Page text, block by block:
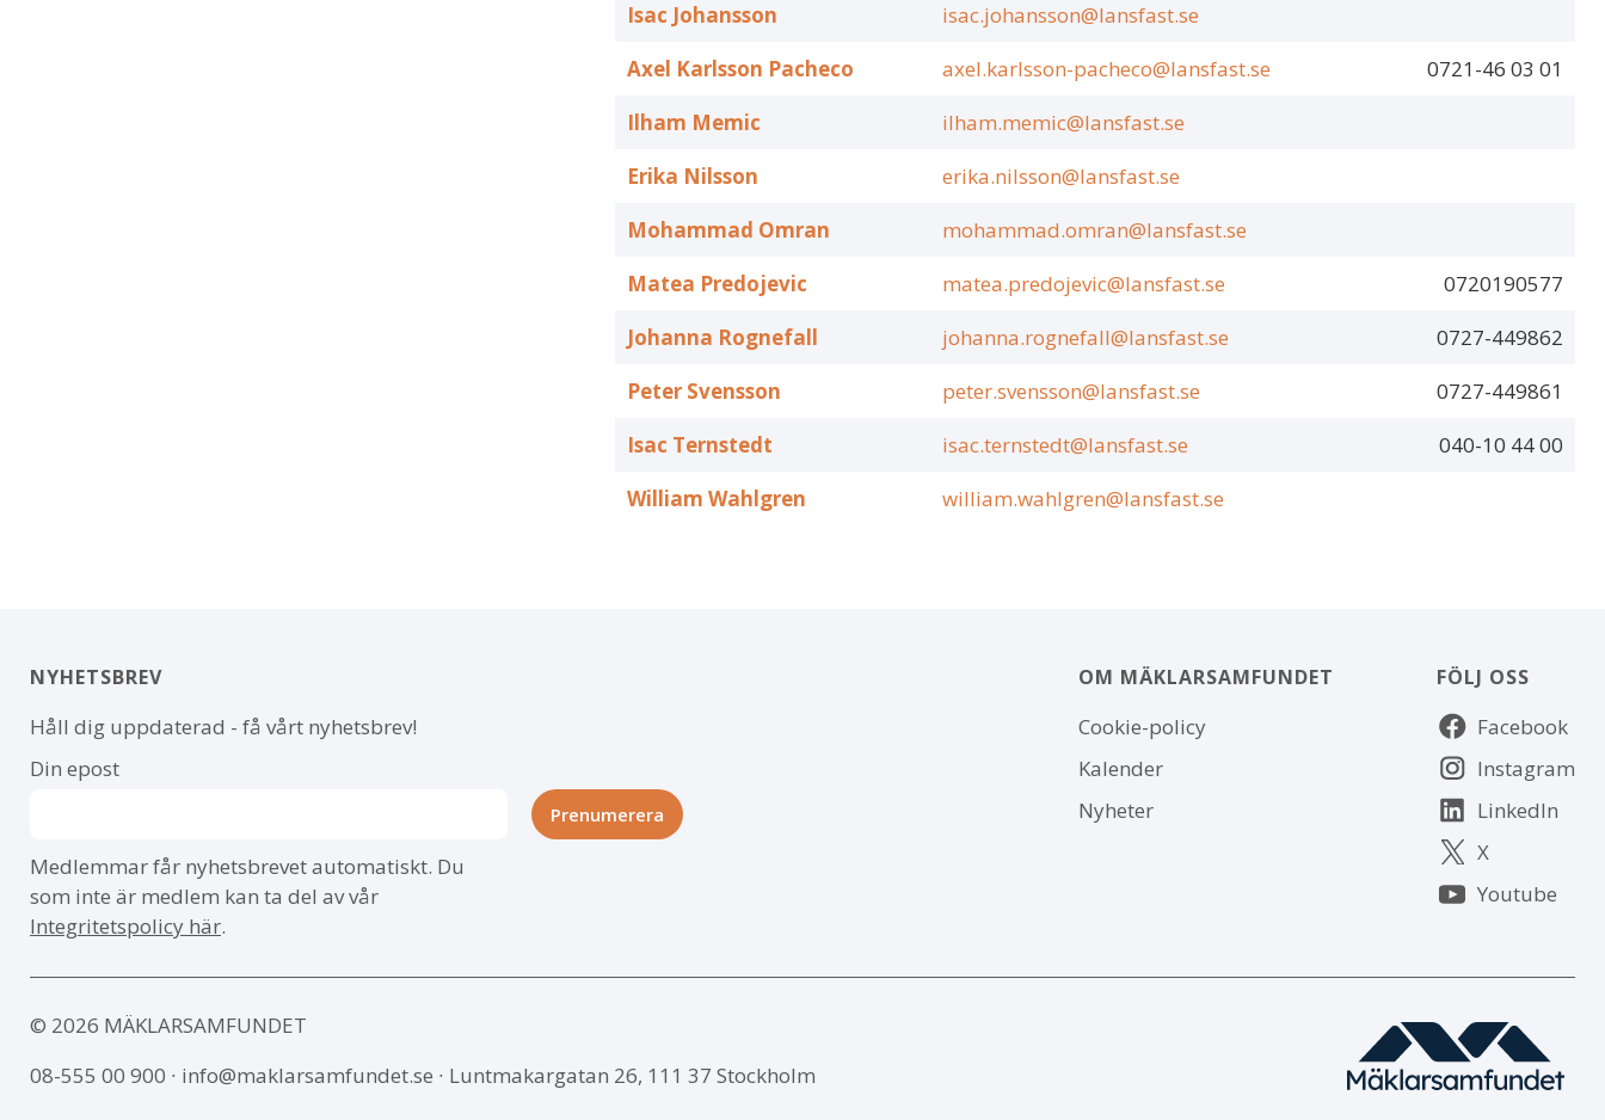
Isac Johansson
isac.johansson@lansfast.se
Axel Karlsson Pacheco
axel.karlsson-pacheco@lansfast.se
0721-46 03 01
Ilham Memic
ilham.memic@lansfast.se
Erika Nilsson
erika.nilsson@lansfast.se
Mohammad Omran
mohammad.omran@lansfast.se
Matea Predojevic
matea.predojevic@lansfast.se
0720190577
Johanna Rognefall
johanna.rognefall@lansfast.se
0727-449862
Peter Svensson
peter.svensson@lansfast.se
0727-449861
Isac Ternstedt
isac.ternstedt@lansfast.se
040-10 44 00
William Wahlgren
william.wahlgren@lansfast.se
NYHETSBREV
Håll dig uppdaterad - få vårt nyhetsbrev!
Din epost
Medlemmar får nyhetsbrevet automatiskt. Du
som inte är medlem kan ta del av vår
Integritetspolicy här.
OM MÄKLARSAMFUNDET
Om
Cookie-policy
Kalender
Nyheter
FÖLJ OSS
Följ
oss
Facebook
Instagram
LinkedIn
X
Youtube
© 2026 MÄKLARSAMFUNDET
08-555 00 900 ∙ info@maklarsamfundet.se ∙ Luntmakargatan 26, 111 37 Stockholm